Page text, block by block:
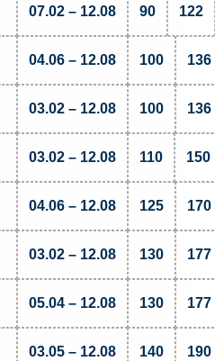
07.02 – 12.08 90 122
04.06 – 12.08 100 136
03.02 – 12.08 100 136
03.02 – 12.08 110 150
04.06 – 12.08 125 170
03.02 – 12.08 130 177
05.04 – 12.08 130 177
03.05 – 12.08 140 190